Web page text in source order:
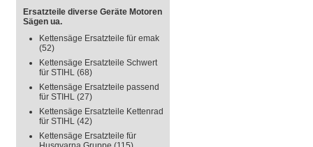
Ersatzteile diverse Geräte Motoren
Sägen ua.
Kettensäge Ersatzteile für emak
(52)
Kettensäge Ersatzteile Schwert
für STIHL (68)
Kettensäge Ersatzteile passend
für STIHL (27)
Kettensäge Ersatzteile Kettenrad
für STIHL (42)
Kettensäge Ersatzteile für